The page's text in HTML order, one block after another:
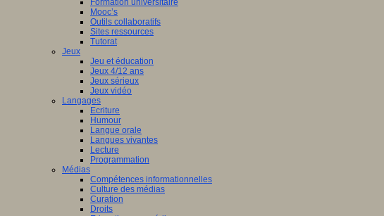
Formation universitaire
Mooc’s
Outils collaboratifs
Sites ressources
Tutorat
Jeux
Jeu et éducation
Jeux 4/12 ans
Jeux sérieux
Jeux vidéo
Langages
Ecriture
Humour
Langue orale
Langues vivantes
Lecture
Programmation
Médias
Compétences informationnelles
Culture des médias
Curation
Droits